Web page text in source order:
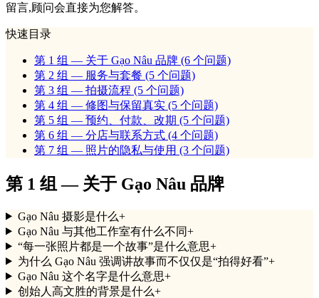
留言,顾问会直接为您解答。
快速目录
第 1 组 — 关于 Gạo Nâu 品牌 (6 个问题)
第 2 组 — 服务与套餐 (5 个问题)
第 3 组 — 拍摄流程 (5 个问题)
第 4 组 — 修图与保留真实 (5 个问题)
第 5 组 — 预约、付款、改期 (5 个问题)
第 6 组 — 分店与联系方式 (4 个问题)
第 7 组 — 照片的隐私与使用 (3 个问题)
第 1 组 — 关于 Gạo Nâu 品牌
Gạo Nâu 摄影是什么+
Gạo Nâu 与其他工作室有什么不同+
“每一张照片都是一个故事”是什么意思+
为什么 Gạo Nâu 强调讲故事而不仅仅是“拍得好看”+
Gạo Nâu 这个名字是什么意思+
创始人高文胜的背景是什么+